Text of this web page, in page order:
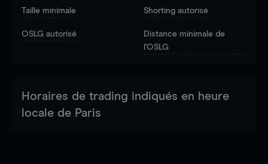
Taille minimale Shorting autorisé
OSLG autorisé
Distance minimale de
l'OSLG
Horaires de trading indiqués en heure
locale de Paris